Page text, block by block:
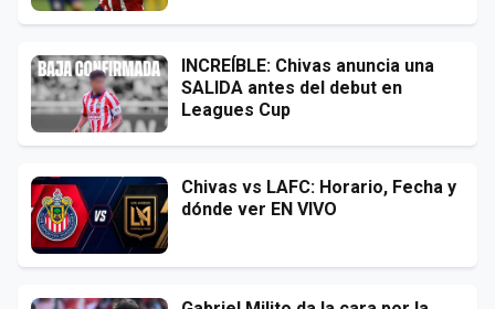
INCREÍBLE: Chivas anuncia una
SALIDA antes del debut en
Leagues Cup
Chivas vs LAFC: Horario, Fecha y
dónde ver EN VIVO